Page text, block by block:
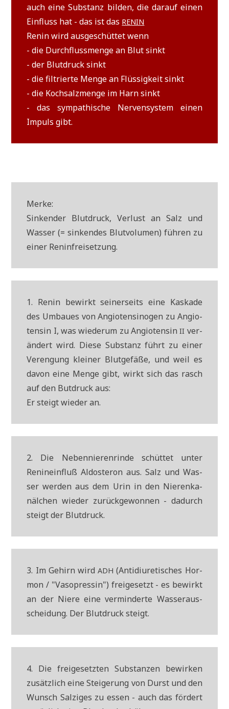
auch eine Sub­stanz bil­den, die dar­auf einen
Ein­fluss hat - das ist das RENIN
Renin wird aus­ge­schüt­tet wenn
- die Durch­fluss­men­ge an Blut sinkt
- der Blut­druck sinkt
- die fil­trier­te Men­ge an Flüs­sig­keit sinkt
- die Koch­salz­men­ge im Harn sinkt
- das sym­pa­thi­sche Ner­ven­sy­stem einen
Impuls gibt.
Mer­ke:
Sin­ken­der Blut­druck, Ver­lust an Salz und
Was­ser (= sin­ken­des Blut­vo­lu­men) füh­ren zu
einer Reninfreisetzung.
1. Renin bewirkt sei­ner­seits eine Kas­ka­de
des Umbau­es von Angio­ten­si­no­gen zu Angio­
ten­sin I, was wie­der­um zu Angio­ten­sinII ver­
än­dert wird. Die­se Sub­stanz führt zu einer
Ver­en­gung klei­ner Blut­ge­fä­ße, und weil es
davon eine Men­ge gibt, wirkt sich das rasch
auf den But­druck aus:
Er steigt wie­der an.
2. Die Neben­nie­ren­rin­de schüt­tet unter
Renin­e­influß Aldo­ste­ron aus. Salz und Was­
ser wer­den aus dem Urin in den Nie­ren­ka­
näl­chen wie­der zurück­ge­won­nen - dadurch
steigt der Blutdruck.
3. Im Gehirn wirdADH (Anti­di­ure­ti­sches Hor­
mon / "Vaso­pres­sin") frei­ge­setzt - es bewirkt
an der Nie­re eine ver­min­der­te Was­ser­aus­
schei­dung. Der Blut­druck steigt.
4. Die frei­ge­setz­ten Sub­stan­zen bewir­ken
zusätz­lich eine Stei­ge­rung von Durst und den
Wunsch Sal­zi­ges zu essen - auch das för­dert